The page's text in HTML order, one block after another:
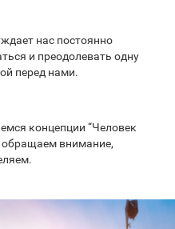
нас постоянно
и преодолевать одну
перед нами.
концепции “Человек
обращаем внимание,